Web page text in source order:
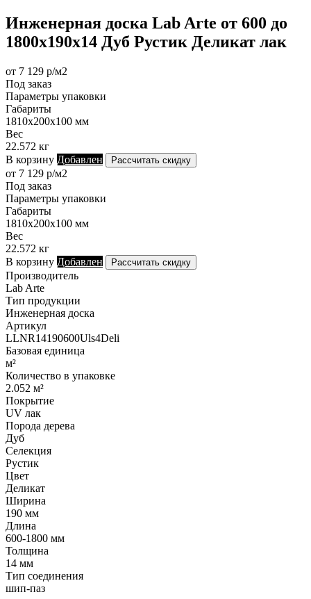
Инженерная доска Lab Arte от 600 до
1800х190х14 Дуб Рустик Деликат лак
от 7 129 р/м2
Под заказ
Параметры упаковки
Габариты
1810х200х100 мм
Вес
22.572 кг
В корзину Добавлен Рассчитать скидку
от 7 129 р/м2
Под заказ
Параметры упаковки
Габариты
1810х200х100 мм
Вес
22.572 кг
В корзину Добавлен Рассчитать скидку
Производитель
Lab Arte
Тип продукции
Инженерная доска
Артикул
LLNR14190600Uls4Deli
Базовая единица
м²
Количество в упаковке
2.052 м²
Покрытие
UV лак
Порода дерева
Дуб
Селекция
Рустик
Цвет
Деликат
Ширина
190 мм
Длина
600-1800 мм
Толщина
14 мм
Тип соединения
шип-паз